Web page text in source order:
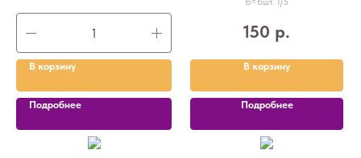
В корзину
Подробнее
150 р.
В корзину
Подробнее